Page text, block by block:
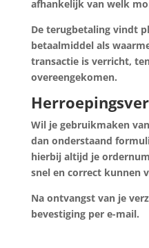
afhankelijk van welk
De terugbetaling vindt
betaalmiddel als
transactie is verricht,
overeengekomen.
Wil je gebruikmaken
dan onderstaand
hierbij altijd je
snel en correct kunnen
Na ontvangst van je
bevestiging per e-mail.